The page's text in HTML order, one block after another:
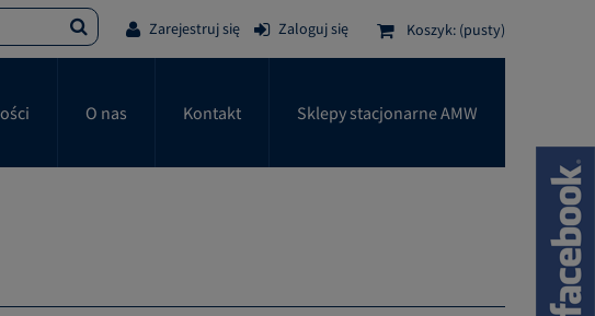
Koszyk: (pusty)
Zarejestruj się Zaloguj się
O nas Kontakt Sklepy stacjonarne AMW